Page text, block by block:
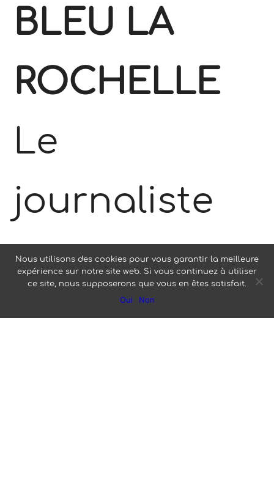
BLEU LA
ROCHELLE
Le
journaliste
Julien Fleury
a réalisé ce
Nous utilisons des cookies pour vous garantir la meilleure
expérience sur notre site web. Si vous continuez à utiliser
ce site, nous supposerons que vous en êtes satisfait.
Oui Non